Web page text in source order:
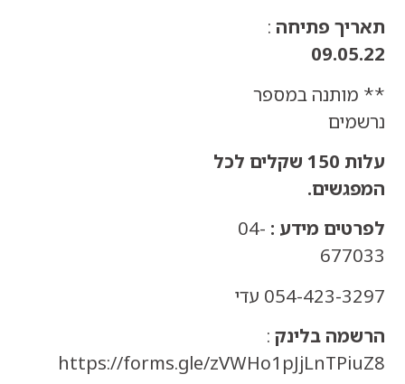
פתיחה :
במספר
עלות 150 שקלים לכל
מידע : 04-
3297 עדי
בלינק:
https://forms.gle/